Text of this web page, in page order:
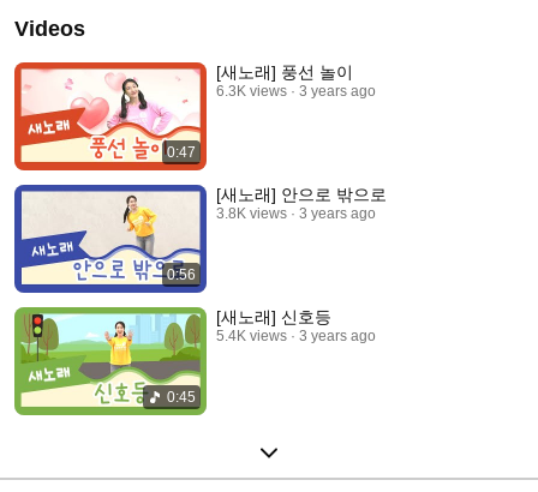
Videos
0:47
[새노래] 풍선 놀이
6.3K views 3 years ago
0:56
[새노래] 안으로 밖으로
3.8K views 3 years ago
0:45
[새노래] 신호등
5.4K views 3 years ago